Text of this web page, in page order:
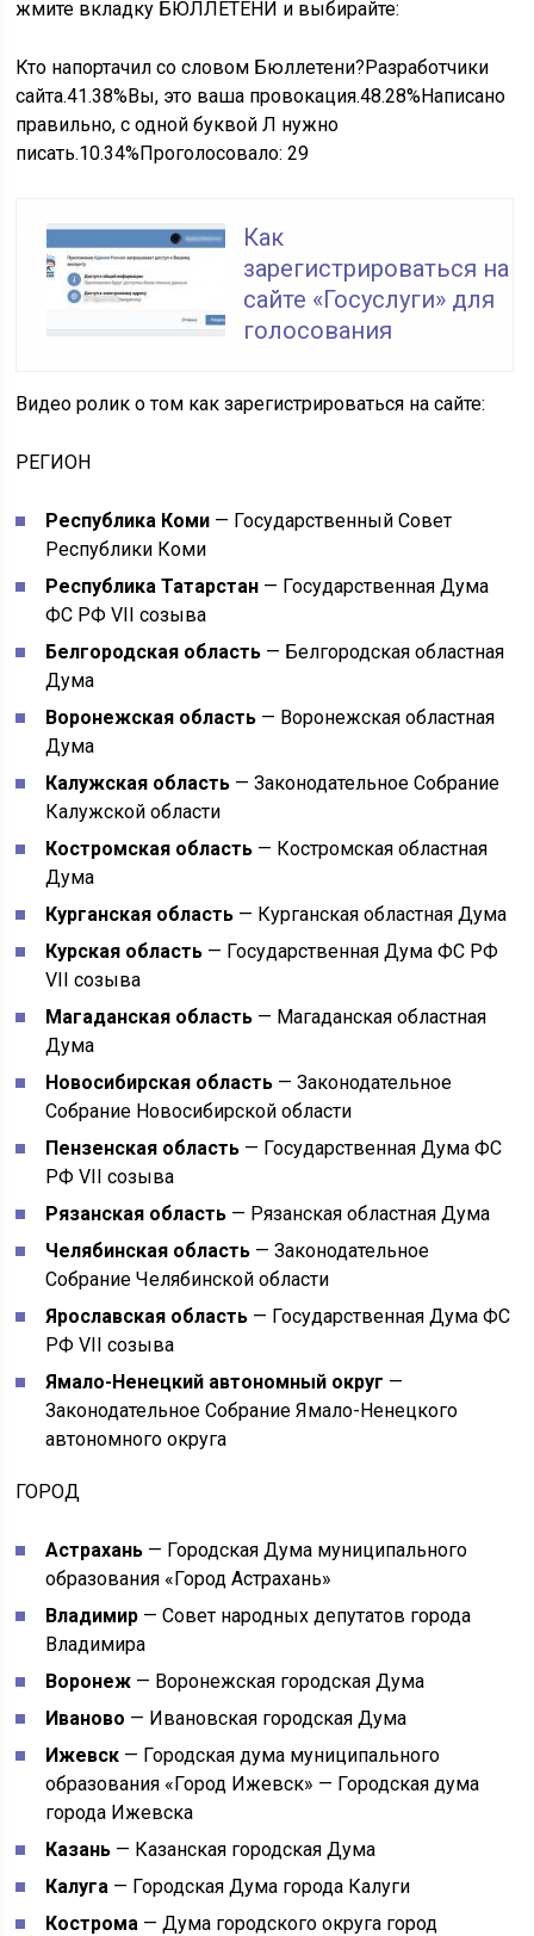
жмите вкладку БЮЛЛЕТЕНИ и выбирайте:
Кто напортачил со словом Бюллетени?Разработчики
сайта.41.38%Вы, это ваша провокация.48.28%Написано
правильно, с одной буквой Л нужно
писать.10.34%Проголосовало:29
Как
зарегистрироваться на
сайте «Госуслуги» для
голосования
Видео ролик о том как зарегистрироваться на сайте:
РЕГИОН
Республика Коми — Государственный Совет
Республики Коми
Республика Татарстан — Государственная Дума
ФС РФ VII созыва
Белгородская область — Белгородская областная
Дума
Воронежская область — Воронежская областная
Дума
Калужская область — Законодательное Собрание
Калужской области
Костромская область — Костромская областная
Дума
Курганская область — Курганская областная Дума
Курская область — Государственная Дума ФС РФ
VII созыва
Магаданская область — Магаданская областная
Дума
Новосибирская область — Законодательное
Собрание Новосибирской области
Пензенская область — Государственная Дума ФС
РФ VII созыва
Рязанская область — Рязанская областная Дума
Челябинская область — Законодательное
Собрание Челябинской области
Ярославская область — Государственная Дума ФС
РФ VII созыва
Ямало-Ненецкий автономный округ —
Законодательное Собрание Ямало-Ненецкого
автономного округа
ГОРОД
Астрахань — Городская Дума муниципального
образования «Город Астрахань»
Владимир — Совет народных депутатов города
Владимира
Воронеж — Воронежская городская Дума
Иваново — Ивановская городская Дума
Ижевск — Городская дума муниципального
образования «Город Ижевск» — Городская дума
города Ижевска
Казань — Казанская городская Дума
Калуга — Городская Дума города Калуги
Кострома — Дума городского округа город